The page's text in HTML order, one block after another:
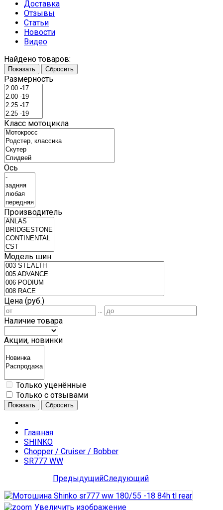
Доставка
Отзывы
Статьи
Новости
Видео
Найдено товаров:
Показать Сбросить
Размерность
Класс мотоцикла
Ось
Производитель
Модель шин
Цена (руб.)
...
Наличие товара
Акции, новинки
Только уценённые
Только с отзывами
Показать Сбросить
Главная
SHINKO
Chopper / Cruiser / Bobber
SR777 WW
ПредыдущийСледующий
Увеличить изображение